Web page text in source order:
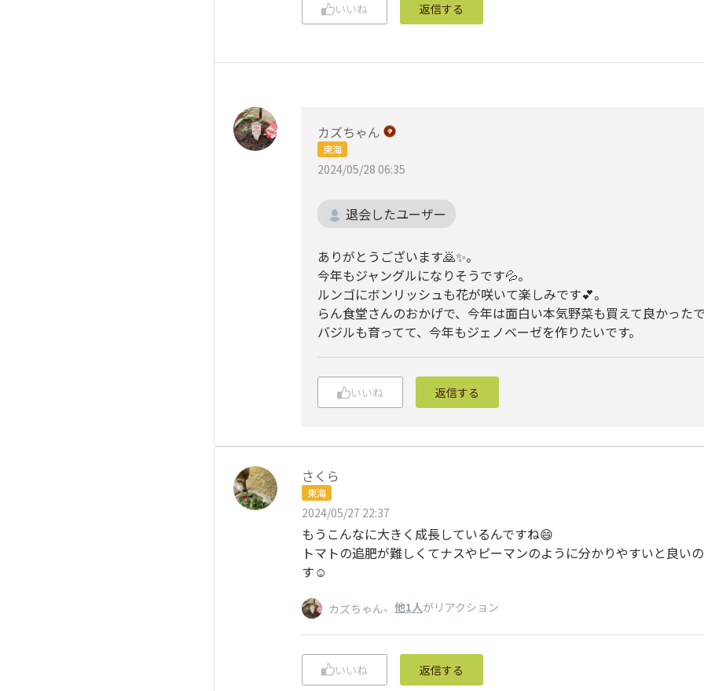
いいね 返信する
カズちゃん
東海
2024/05/28 06:35
退会したユーザー
ありがとうございます🙇✨。
今年もジャングルになりそうです💦。
ルンゴにボンリッシュも花が咲いて楽しみです💕。
らん食堂さんのおかげで、今年は面白い本気野菜も買えて良かった
バジルも育ってて、今年もジェノベーゼを作りたいです。
いいね 返信する
さくら
東海
2024/05/27 22:37
もうこんなに大きく成長しているんですね😄
トマトの追肥が難しくてナスやピーマンのように分かりやすいと良い
す☺️
カズちゃん、 他1人がリアクション
いいね 返信する